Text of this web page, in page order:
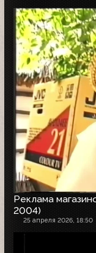
Реклама
2004)
25 апреля 2026, 18:50